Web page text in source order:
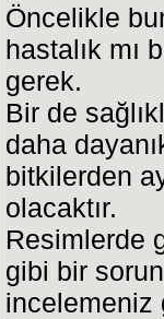
Öncelikle
hastalık mı
gerek.
Bir de
daha
bitkilerden
olacaktır.
Resimlerde
gibi bir
incelemeniz